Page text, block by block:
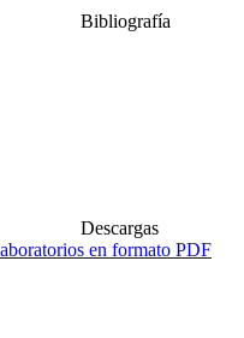
Bibliografía
Descargas
en formato PDF